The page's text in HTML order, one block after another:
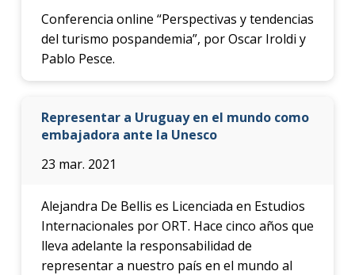
Conferencia online “Perspectivas y tendencias
del turismo pospandemia”, por Oscar Iroldi y
Pablo Pesce.
Representar a Uruguay en el mundo como
embajadora ante la Unesco
23 mar. 2021
Alejandra De Bellis es Licenciada en Estudios
Internacionales por ORT. Hace cinco años que
lleva adelante la responsabilidad de
representar a nuestro país en el mundo al